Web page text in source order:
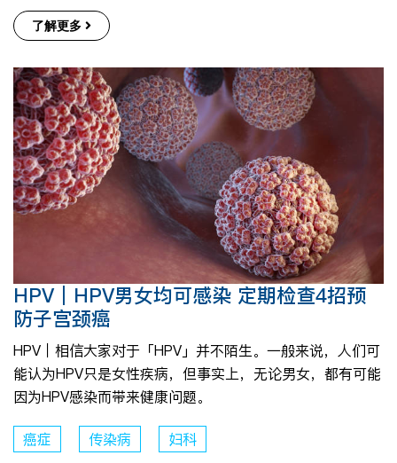
了解更多
HPV｜HPV男女均可感染 定期检查4招预
防子宫颈癌
HPV｜相信大家对于「HPV」并不陌生。一般来说，人们可
能认为HPV只是女性疾病，但事实上，无论男女，都有可能
因为HPV感染而带来健康问题。
癌症 传染病 妇科